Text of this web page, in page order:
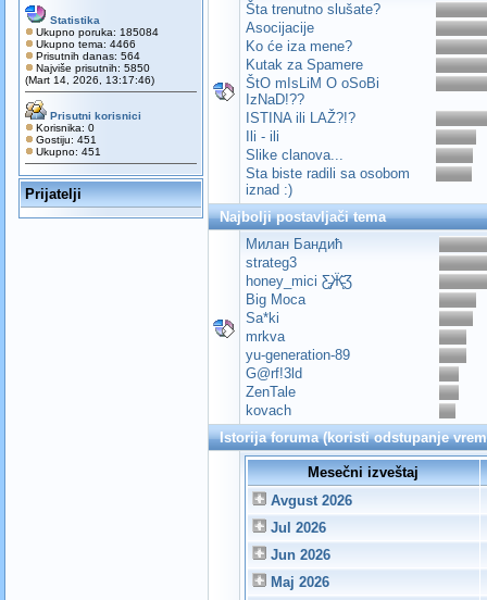
Statistika
Ukupno poruka: 185084
Ukupno tema: 4466
Prisutnih danas: 564
Najviše prisutnih: 5850
(Mart 14, 2026, 13:17:46)
Prisutni korisnici
Korisnika: 0
Gostiju: 451
Ukupno: 451
Prijatelji
Šta trenutno slušate?
Asocijacije
Ko će iza mene?
Kutak za Spamere
ŠtO mIsLiM O oSoBi
IzNaD!??
ISTINA ili LAŽ?!?
Ili - ili
Slike clanova...
Sta biste radili sa osobom
iznad :)
Najbolji postavljači tema
Милан Бандић
strateg3
honey_mici Ƹ̵̡Ӝ̵̨̄Ʒ
Big Moca
Sa*ki
mrkva
yu-generation-89
G@rf!3ld
ZenTale
kovach
Istorija foruma (koristi odstupanje
Mesečni izveštaj
Avgust 2026
Jul 2026
Jun 2026
Maj 2026